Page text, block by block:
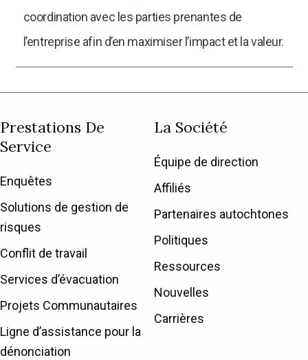
coordination avec les parties prenantes de
l’entreprise afin d’en maximiser l’impact et la valeur.
Prestations De
Service
Enquêtes
Solutions de gestion de
risques
Conflit de travail
Services d’évacuation
Projets Communautaires
Ligne d’assistance pour la
dénonciation
La Société
Équipe de direction
Affiliés
Partenaires autochtones
Politiques
Ressources
Nouvelles
Carrières